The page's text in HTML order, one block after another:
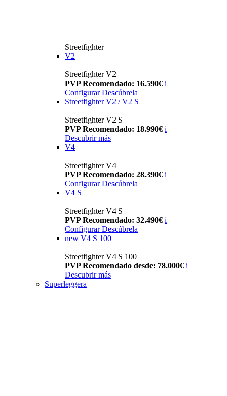
Streetfighter
V2
Streetfighter V2
PVP Recomendado: 16.590€ i
Configurar Descúbrela
Streetfighter V2 / V2 S
Streetfighter V2 S
PVP Recomendado: 18.990€ i
Descubrir más
V4
Streetfighter V4
PVP Recomendado: 28.390€ i
Configurar Descúbrela
V4 S
Streetfighter V4 S
PVP Recomendado: 32.490€ i
Configurar Descúbrela
new V4 S 100
Streetfighter V4 S 100
PVP Recomendado desde: 78.000€ i
Descubrir más
Superleggera